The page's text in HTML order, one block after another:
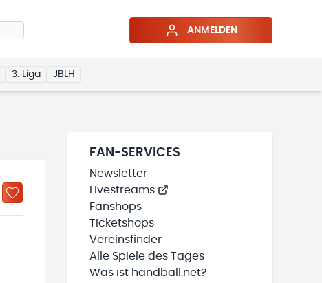
ANMELDEN
3. Liga JBLH
FAN-SERVICES
Newsletter
Livestreams
Fanshops
Ticketshops
Vereinsfinder
Alle Spiele des Tages
Was ist handball.net?